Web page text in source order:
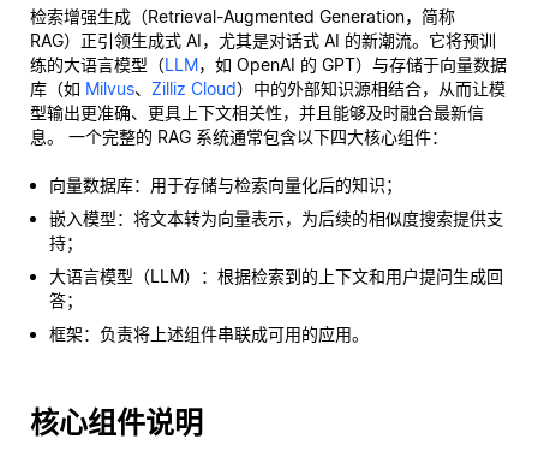
检索增强生成（Retrieval-Augmented Generation，简称
RAG）正引领生成式 AI，尤其是对话式 AI 的新潮流。它将预训
练的大语言模型（LLM，如 OpenAI 的 GPT）与存储于向量数据
库（如 Milvus、 Zilliz Cloud）中的外部知识源相结合，从而让模
型输出更准确、更具上下文相关性，并且能够及时融合最新信
息。 一个完整的 RAG 系统通常包含以下四大核心组件：
向量数据库：用于存储与检索向量化后的知识；
嵌入模型：将文本转为向量表示，为后续的相似度搜索提供支
持；
大语言模型（LLM）：根据检索到的上下文和用户提问生成回
答；
框架：负责将上述组件串联成可用的应用。
核心组件说明